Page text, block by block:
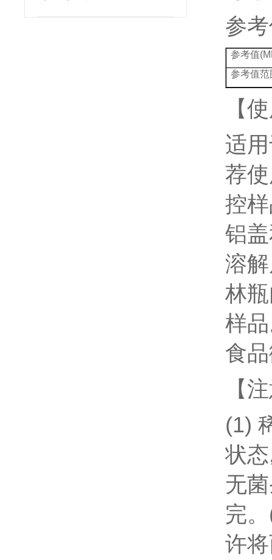
参
参考值
参考值范
【
适
荐
控
铝
溶
林
样
食
【
(1)
状
无
完
许